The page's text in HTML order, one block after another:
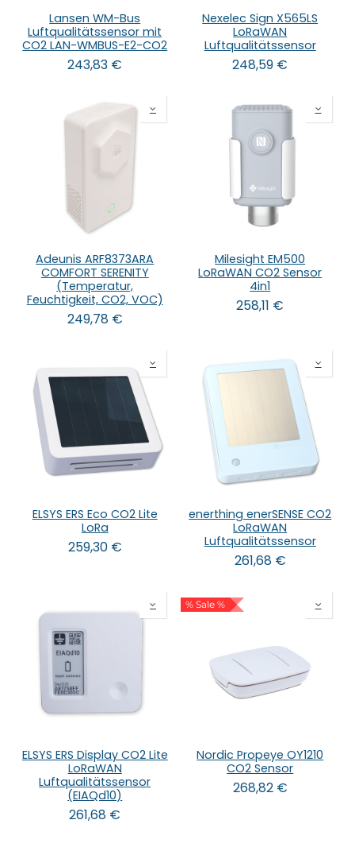
Lansen WM-Bus
Luftqualitätssensor mit
CO2 LAN-WMBUS-E2-CO2
243,83 €
Nexelec Sign X565LS
LoRaWAN
Luftqualitätssensor
248,59 €
Adeunis ARF8373ARA
COMFORT SERENITY
(Temperatur,
Feuchtigkeit, CO2, VOC)
249,78€
Milesight EM500
LoRaWAN CO2 Sensor
4in1
258,11 €
ELSYS ERS Eco CO2 Lite
LoRa
259,30€
enerthing enerSENSE CO2
LoRaWAN
Luftqualitätssensor
261,68€
ELSYS ERS Display CO2 Lite
LoRaWAN
Luftqualitätssensor
(EIAQd10)
261,68 €
% Sale %
Nordic Propeye OY1210
CO2 Sensor
268,82€